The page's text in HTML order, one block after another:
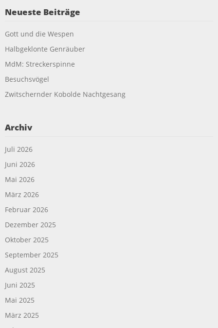
Neueste Beiträge
Gott und die Wespen
Halbgeklonte Genräuber
MdM: Streckerspinne
Besuchsvögel
Zwitschernder Kobolde Nachtgesang
Archiv
Juli 2026
Juni 2026
Mai 2026
März 2026
Februar 2026
Dezember 2025
Oktober 2025
September 2025
August 2025
Juni 2025
Mai 2025
März 2025